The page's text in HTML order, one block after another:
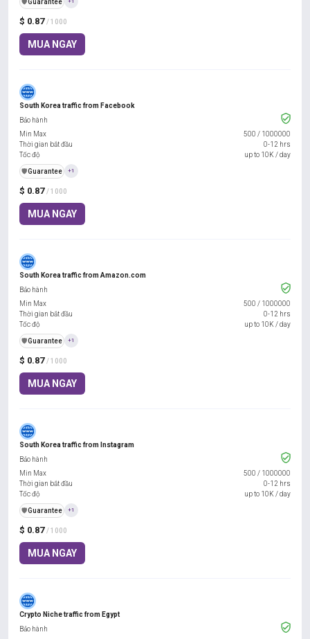
$ 0.87 / 1000
MUA NGAY
South Korea traffic from Facebook
$ 0.87 / 1000
MUA NGAY
Bảo hành
Min Max
500 / 1000000
Thời gian bắt đầu
0-12 hrs
Tốc độ
up to 10K / day
️🛡️Guarantee +1
South Korea traffic from Amazon.com
$ 0.87 / 1000
MUA NGAY
Bảo hành
Min Max
500 / 1000000
Thời gian bắt đầu
0-12 hrs
Tốc độ
up to 10K / day
️🛡️Guarantee +1
South Korea traffic from Instagram
$ 0.87 / 1000
MUA NGAY
Bảo hành
Min Max
500 / 1000000
Thời gian bắt đầu
0-12 hrs
Tốc độ
up to 10K / day
️🛡️Guarantee +1
Crypto Niche traffic from Egypt
Bảo hành